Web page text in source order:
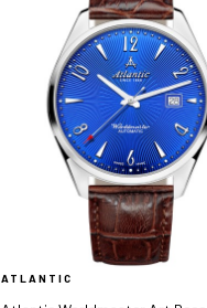
ATLANTIC